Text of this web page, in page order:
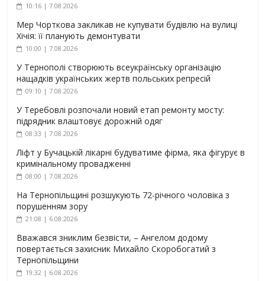
10:16 | 7.08.2026
Мер Чорткова закликав не купувати будівлю на вулиці
Хічія: її планують демонтувати
10:00 | 7.08.2026
У Тернополі створюють всеукраїнську організацію
нащадків українських жертв польських репресій
09:10 | 7.08.2026
У Теребовлі розпочали новий етап ремонту мосту:
підрядник влаштовує дорожній одяг
08:33 | 7.08.2026
Ліфт у Бучацькій лікарні будуватиме фірма, яка фігурує в
кримінальному провадженні
08:00 | 7.08.2026
На Тернопільщині розшукують 72-річного чоловіка з
порушенням зору
21:08 | 6.08.2026
Вважався зниклим безвісти, – Ангелом додому
повертається захисник Михайло Скоробогатий з
Тернопільщини
19:32 | 6.08.2026